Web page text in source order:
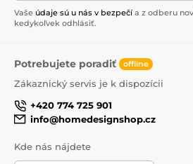
Vaše údaje sú u nás v bezpečí a z odberu
kedykoľvek odhlásiť.
Potrebujete poradiť offline
Zákaznický servis je k dispozícii
+420 774 725 901
info@homedesignshop.cz
Kde nás nájdete